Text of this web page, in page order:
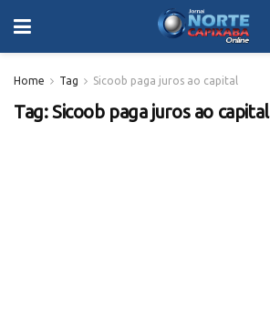
Home Tag Sicoob paga juros ao capital
Tag:Sicoob paga juros ao capital